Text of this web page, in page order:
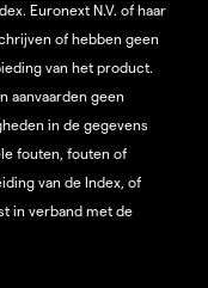
Euronext N.V. of haar
of hebben geen
van het product.
aanvaarden geen
in de gegevens
fouten, fouten of
van de Index, of
in verband met de